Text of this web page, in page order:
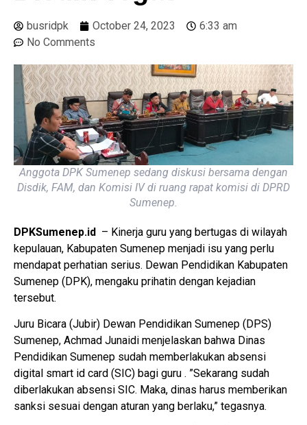
busridpk October 24, 2023
6:33 am
No Comments
Anggota DPK Sumenep sedang diskusi bersama dengan
Disdik, FAM, dan Komisi IV di ruang rapat komisi di DPRD
Sumenep.
DPKSumenep.id – Kinerja guru yang bertugas di wilayah
kepulauan, Kabupaten Sumenep menjadi isu yang perlu
mendapat perhatian serius. Dewan Pendidikan Kabupaten
Sumenep (DPK), mengaku prihatin dengan kejadian
tersebut.
Juru Bicara (Jubir) Dewan Pendidikan Sumenep (DPS)
Sumenep, Achmad Junaidi menjelaskan bahwa Dinas
Pendidikan Sumenep sudah memberlakukan absensi
digital smart id card (SIC) bagi guru . ”Sekarang sudah
diberlakukan absensi SIC. Maka, dinas harus memberikan
sanksi sesuai dengan aturan yang berlaku,” tegasnya.